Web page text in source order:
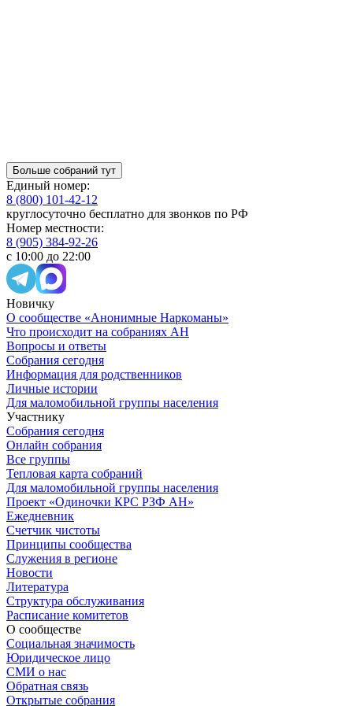
Больше собраний тут
Единый номер:
8 (800) 101-42-12
круглосуточно бесплатно для звонков по РФ
Номер местности:
8 (905) 384-92-26
с 10:00 до 22:00
Новичку
О сообществе «Анонимные Наркоманы»
Что происходит на собраниях АН
Вопросы и ответы
Собрания сегодня
Информация для родственников
Личные истории
Для маломобильной группы населения
Участнику
Собрания сегодня
Онлайн собрания
Все группы
Тепловая карта собраний
Для маломобильной группы населения
Проект «Одиночки КРС РЗФ АН»
Ежедневник
Счетчик чистоты
Принципы сообщества
Служения в регионе
Новости
Литература
Структура обслуживания
Расписание комитетов
О сообществе
Социальная значимость
Юридическое лицо
СМИ о нас
Обратная связь
Открытые собрания